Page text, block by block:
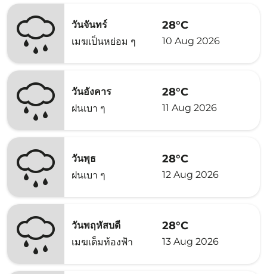
วันจันทร์
เมฆเป็นหย่อม ๆ
28°C
10 Aug 2026
วันอังคาร
ฝนเบา ๆ
28°C
11 Aug 2026
วันพุธ
ฝนเบา ๆ
28°C
12 Aug 2026
วันพฤหัสบดี
เมฆเต็มท้องฟ้า
28°C
13 Aug 2026